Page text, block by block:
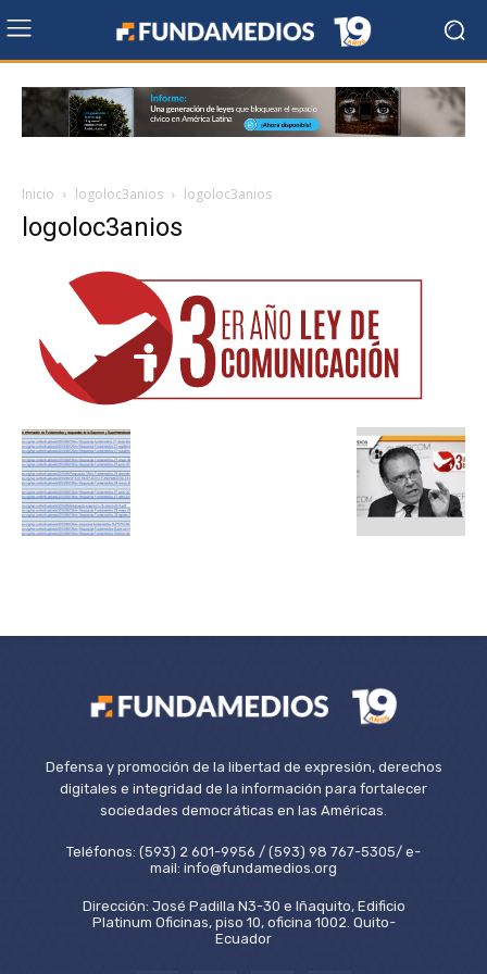
Inicio logoloc3anios logoloc3anios
logoloc3anios
Defensa y promoción de la libertad de expresión, derechos
digitales e integridad de la información para fortalecer
sociedades democráticas en las Américas.
Teléfonos: (593) 2 601-9956 / (593) 98 767-5305/ e-
mail: info@fundamedios.org
Dirección: José Padilla N3-30 e Iñaquito, Edificio
Platinum Oficinas, piso 10, oficina 1002. Quito-
Ecuador